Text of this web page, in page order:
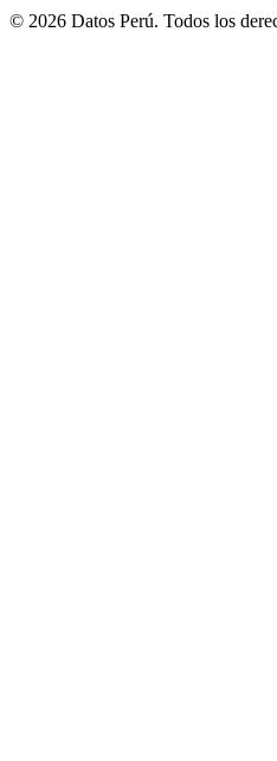
© 2026 Datos Perú. Todos los